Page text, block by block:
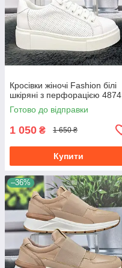
Кросівки жіночі Fashion білі
шкіряні з перфорацією 4874
Готово до відправки
1 050 ₴ 1 650 ₴
Купити
–36%